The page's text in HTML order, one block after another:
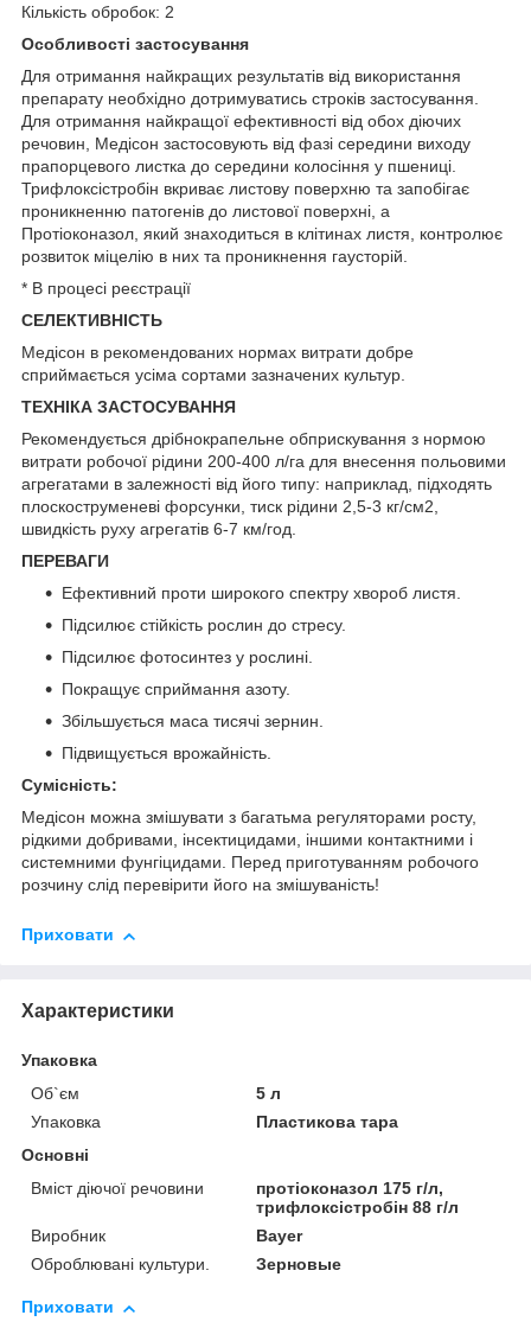
Кількість обробок: 2
Особливості застосування
Для отримання найкращих результатів від використання
препарату необхідно дотримуватись строків застосування.
Для отримання найкращої ефективності від обох діючих
речовин, Медісон застосовують від фазі середини виходу
прапорцевого листка до середини колосіння у пшениці.
Трифлоксістробін вкриває листову поверхню та запобігає
проникненню патогенів до листової поверхні, а
Протіоконазол, який знаходиться в клітинах листя, контролює
розвиток міцелію в них та проникнення гаусторій.
* В процесі реєстрації
СЕЛЕКТИВНІСТЬ
Медісон в рекомендованих нормах витрати добре
сприймається усіма сортами зазначених культур.
ТЕХНІКА ЗАСТОСУВАННЯ
Рекомендується дрібнокрапельне обприскування з нормою
витрати робочої рідини 200-400 л/га для внесення польовими
агрегатами в залежності від його типу: наприклад, підходять
плоскоструменеві форсунки, тиск рідини 2,5-3 кг/см2,
швидкість руху агрегатів 6-7 км/год.
ПЕРЕВАГИ
Ефективний проти широкого спектру хвороб листя.
Підсилює стійкість рослин до стресу.
Підсилює фотосинтез у рослині.
Покращує сприймання азоту.
Збільшується маса тисячі зернин.
Підвищується врожайність.
Сумісність:
Медісон можна змішувати з багатьма регуляторами росту,
рідкими добривами, інсектицидами, іншими контактними і
системними фунгіцидами. Перед приготуванням робочого
розчину слід перевірити його на змішуваність!
Приховати
Характеристики
Упаковка
Об`єм
5 л
Упаковка
Пластикова тара
Основні
Вміст діючої речовини
протіоконазол 175 г/л,
трифлоксістробін 88 г/л
Виробник
Bayer
Оброблювані культури.
Зерновые
Приховати